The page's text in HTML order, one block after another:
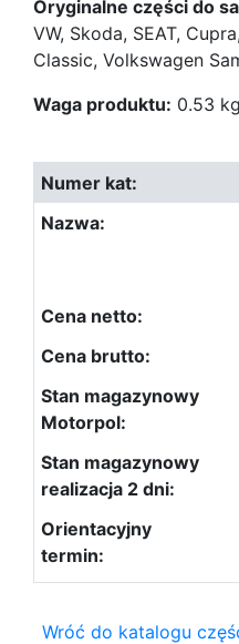
Oryginalne części do
VW, Skoda, SEAT,
Classic, Volkswagen
Waga produktu: 0.53 kg
Wróć do katalogu